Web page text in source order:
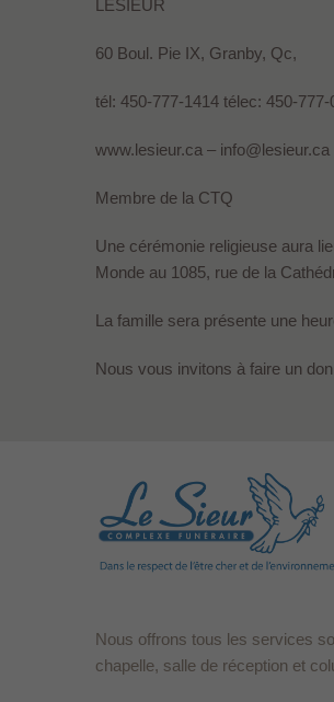
LESIEUR
60 Boul. Pie IX, Granby, Qc,
tél: 450-777-1414 télec: 450-777-
www.lesieur.ca – info@lesieur.ca
Membre de la CTQ
Une cérémonie religieuse aura
Monde au 1085, rue de la
La famille sera présente une
Nous vous invitons à faire un
Nous offrons tous les services
chapelle, salle de réception et